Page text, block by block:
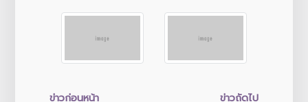
ข่าวก่อนหน้า
ข่าวถัดไป